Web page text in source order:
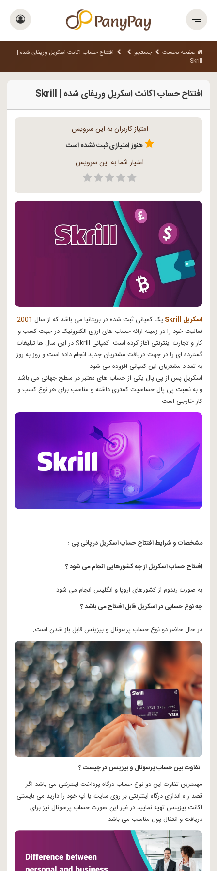
صفحه نخست جستجو
افتتاح حساب اکانت اسکریل وریفای شده |
Skrill
افتتاح حساب اکانت اسکریل وریفای شده | Skrill
امتیاز کاربران به این سرویس
هنوز امتیازی ثبت نشده است
امتیاز شما به این سرویس
اسکریل Skrill یک کمپانی ثبت شده در بریتانیا می باشد که از سال 2001
فعالیت خود را در زمینه ارائه حساب های ارزی الکترونیک در جهت کسب و
کار و تجارت اینترنتی آغاز کرده است. کمپانی Skrill در این سال ها تبلیغات
گسترده ای را در جهت دریافت مشتریان جدید انجام داده است و روز به روز
به تعداد مشتریان این کمپانی افزوده می شود.
اسکریل پس از پی پال یکی از حساب های معتبر در سطح جهانی می باشد
و به نسبت پی پال حساسیت کمتری داشته و مناسب برای هر نوع کسب و
کار خارجی است.
مشخصات و شرایط افتتاح حساب اسکریل در پانی پی :
افتتاح حساب اسکریل از چه کشورهایی انجام می شود ؟
به صورت رندوم از کشورهای اروپا و انگلیس انجام می شود.
چه نوع حسابی در اسکریل قابل افتتاح می باشد ؟
در حال حاضر دو نوع حساب پرسونال و بیزینس قابل باز شدن است.
تفاوت بین حساب پرسونال و بیزینس در چیست ؟
مهمترین تفاوت این دو نوع حساب درگاه پرداخت اینترنتی می باشد اگر
قصد راه اندازی درگاه اینترنتی بر روی سایت یا اپ خود را دارید می بایستی
اکانت بیزینس تهیه نمایید در غیر این صورت حساب پرسونال نیز برای
دریافت و انتقال پول مناسب می باشد.